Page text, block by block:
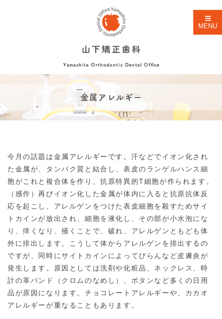
MENU
金属アレルギー
今月の話題は金属アレルギーです。汗などでイオン化され
た金属が、タンパク質と結合し、表皮のランゲルハンス細
胞がこれと複合体を作り、抗原特異的T細胞が作られます。
（感作）再びイオン化した金属が体内に入ると抗原抗体反
応を起こし、アレルゲンをつけた表皮細胞を殺すためサイ
トカインが放出され、細胞を液化し、その部が小水泡にな
り、痒くなり、掻くことで、破れ、アレルゲンともども体
外に排出します。こうして体からアレルゲンを排出するの
ですが、同時にサイトカインによってびらんなど皮膚炎が
発生します。原因としては洗剤や化粧品、ネックレス、時
計の革バンド（クロムのなめし）、ボタンなど多くの日用
品が原因になります。チョコレートアレルギーや、カカオ
アレルギーが重なることもあります。